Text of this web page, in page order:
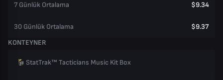
7 Günlük Ortalama $9.34
30 Günlük Ortalama
$9.37
KONTEYNER
StatTrak™ Tacticians Music Kit Box